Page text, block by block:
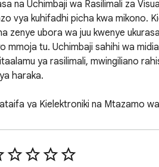
na Uchimbaji wa Rasilimali za
vya kuhifadhi picha kwa mikono.
zenye ubora wa juu kwenye
mmoja tu. Uchimbaji sahihi wa
ya rasilimali, mwingiliano
haraka.
ya Kielektroniki na Mtazamo
yote ya kikanda. Unaweza
kuchambua orodha za eBay.
kwa usahihi. Chunguza